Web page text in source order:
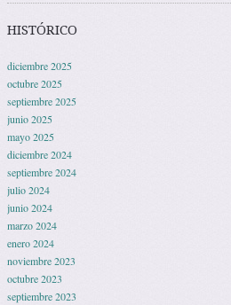
HISTÓRICO
diciembre 2025
octubre 2025
septiembre 2025
junio 2025
mayo 2025
diciembre 2024
septiembre 2024
julio 2024
junio 2024
marzo 2024
enero 2024
noviembre 2023
octubre 2023
septiembre 2023